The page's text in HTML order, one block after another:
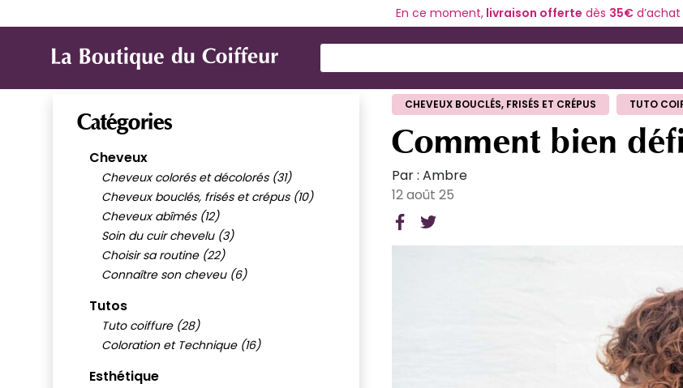
En ce moment,livraison offerte dès 35€d’achat
Marques Produit de coiffure
Catégories
Cheveux
Cheveux colorés et décolorés (31)
Cheveux bouclés, frisés et crépus (10)
Cheveux abîmés (12)
Soin du cuir chevelu (3)
Choisir sa routine (22)
Connaître son cheveu (6)
Tutos
Tuto coiffure (28)
Coloration et Technique (16)
Esthétique
CHEVEUX BOUCLÉS, FRISÉS ET CRÉPUS TUTO
Comment bien
Par : Ambre
12 août 25